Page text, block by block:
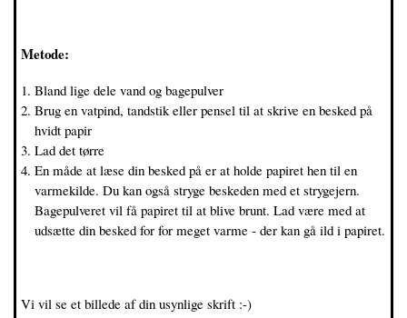
Metode:
Bland lige dele vand og bagepulver
Brug en vatpind, tandstik eller pensel til at skrive en besked på
hvidt papir
Lad det tørre
En måde at læse din besked på er at holde papiret hen til en
varmekilde. Du kan også stryge beskeden med et strygejern.
Bagepulveret vil få papiret til at blive brunt. Lad være med at
udsætte din besked for for meget varme - der kan gå ild i papiret.
Vi vil se et billede af din usynlige skrift :-)